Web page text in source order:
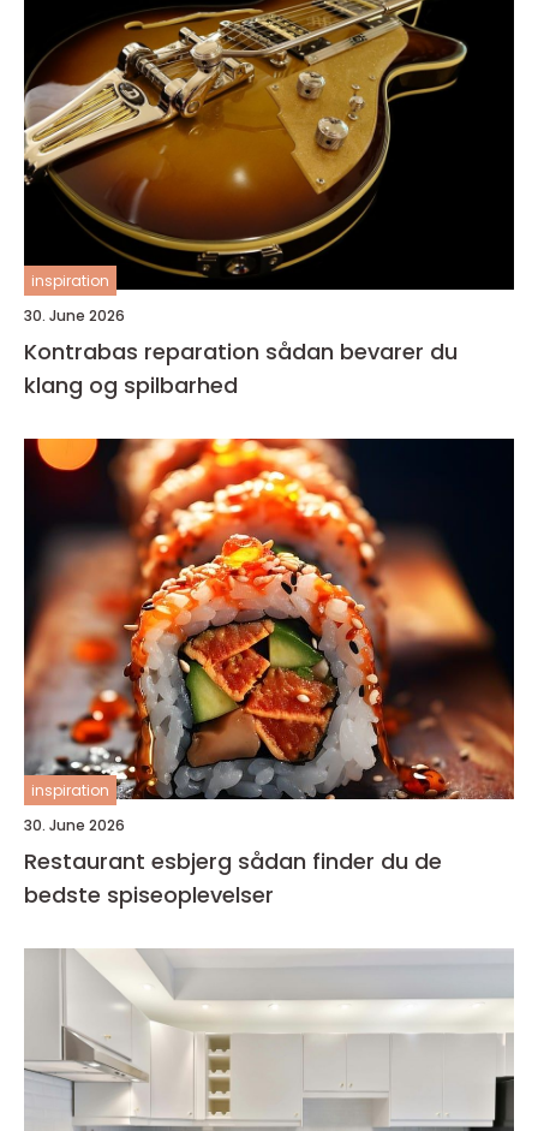
inspiration
30. June 2026
Kontrabas reparation sådan bevarer du
klang og spilbarhed
inspiration
30. June 2026
Restaurant esbjerg sådan finder du de
bedste spiseoplevelser